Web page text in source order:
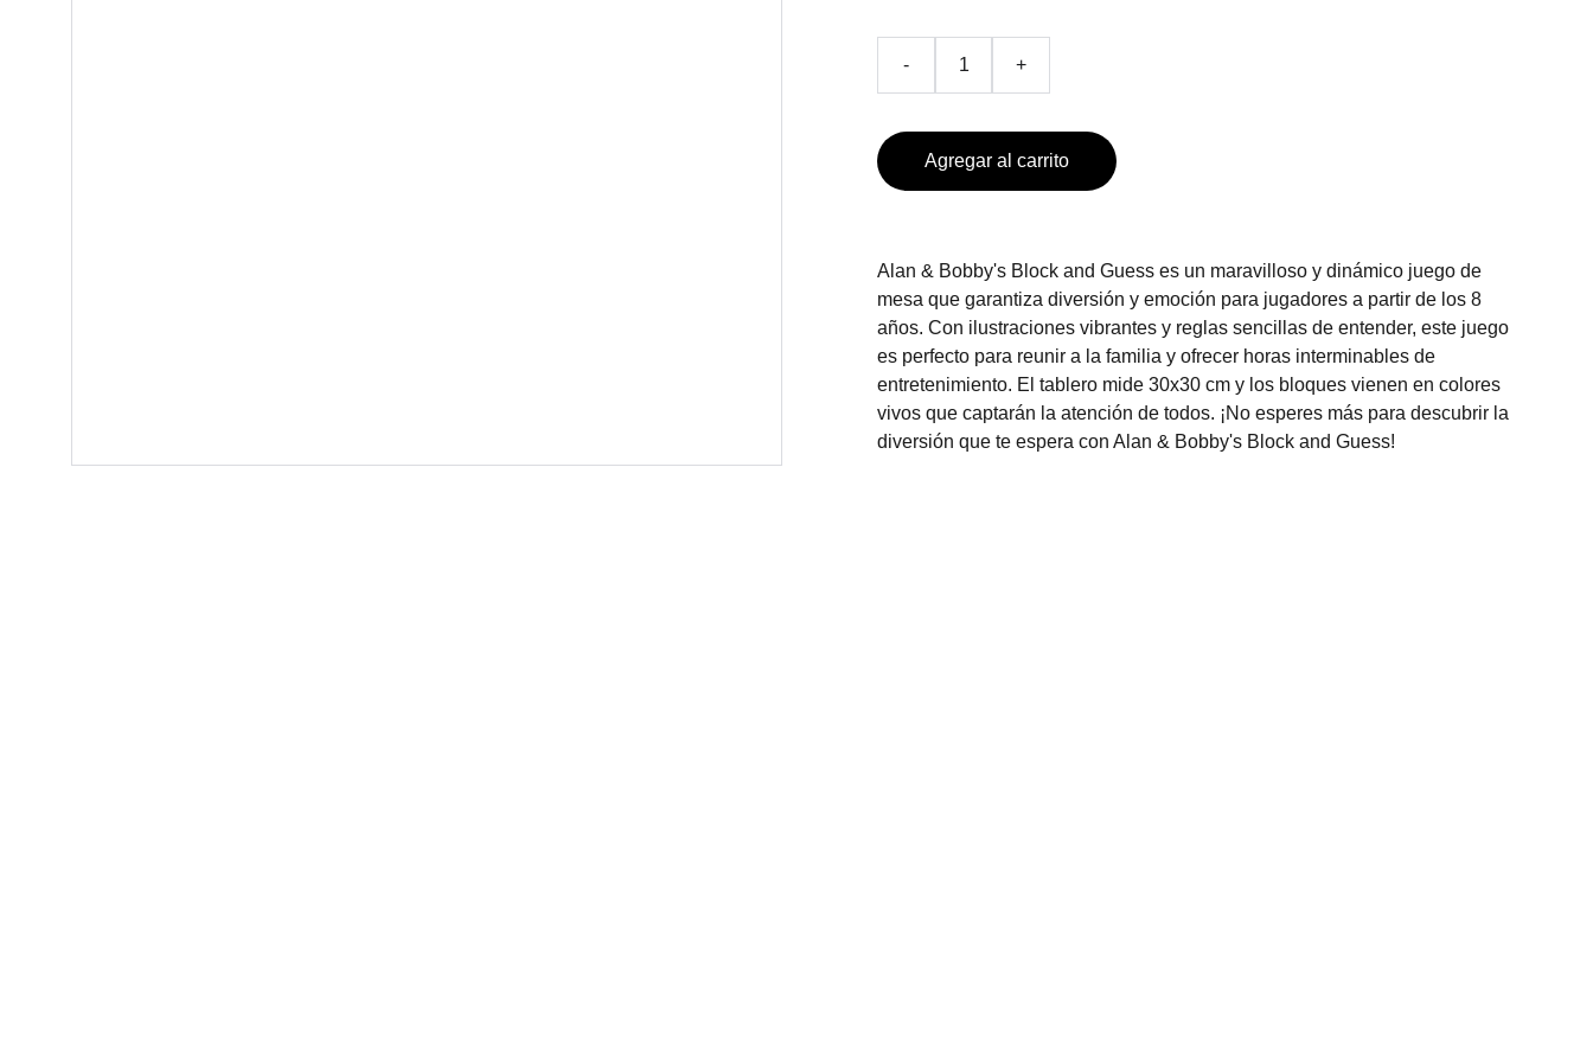
- +
Agregar al carrito
Alan & Bobby's Block and Guess es un maravilloso y dinámico juego de
mesa que garantiza diversión y emoción para jugadores a partir de los 8
años. Con ilustraciones vibrantes y reglas sencillas de entender, este juego
es perfecto para reunir a la familia y ofrecer horas interminables de
entretenimiento. El tablero mide 30x30 cm y los bloques vienen en colores
vivos que captarán la atención de todos. ¡No esperes más para descubrir la
diversión que te espera con Alan & Bobby's Block and Guess!